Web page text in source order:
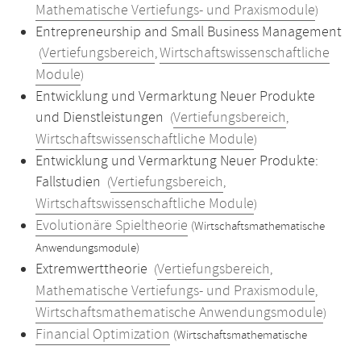
Mathematische Vertiefungs- und Praxismodule)
Entrepreneurship and Small Business Management
(Vertiefungsbereich,Wirtschaftswissenschaftliche
Module)
Entwicklung und Vermarktung Neuer Produkte
und Dienstleistungen (Vertiefungsbereich,
Wirtschaftswissenschaftliche Module)
Entwicklung und Vermarktung Neuer Produkte:
Fallstudien (Vertiefungsbereich,
Wirtschaftswissenschaftliche Module)
Evolutionäre Spieltheorie (Wirtschaftsmathematische
Anwendungsmodule)
Extremwerttheorie (Vertiefungsbereich,
Mathematische Vertiefungs- und Praxismodule,
Wirtschaftsmathematische Anwendungsmodule)
Financial Optimization (Wirtschaftsmathematische